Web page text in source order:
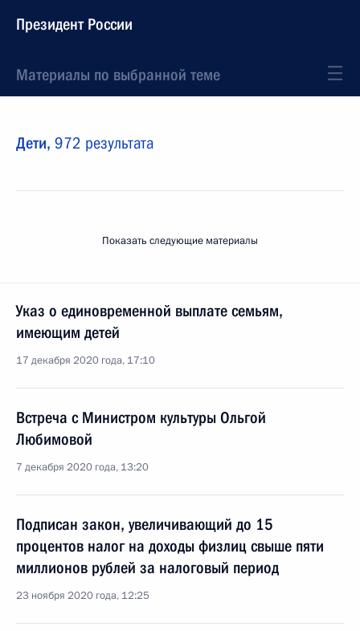
Президент России
Материалы по выбранной теме
Дети, 972 результата
Показать следующие материалы
Указ о единовременной выплате семьям,
имеющим детей
17 декабря 2020 года, 17:10
Встреча с Министром культуры Ольгой
Любимовой
7 декабря 2020 года, 13:20
Подписан закон, увеличивающий до 15
процентов налог на доходы физлиц свыше пяти
миллионов рублей за налоговый период
23 ноября 2020 года, 12:25